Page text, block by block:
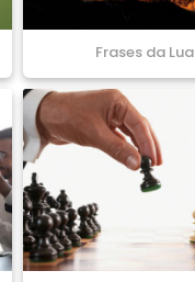
Frases da Lua